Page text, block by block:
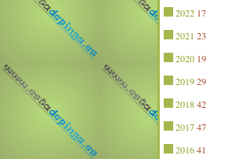
2022 17
2021 23
2020 19
201929
201842
201747
201641